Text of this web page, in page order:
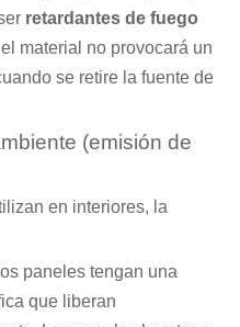
retardantes de fuego
material no provocará un
se retire la fuente de
(emisión de
en interiores, la
paneles tengan una
que liberan